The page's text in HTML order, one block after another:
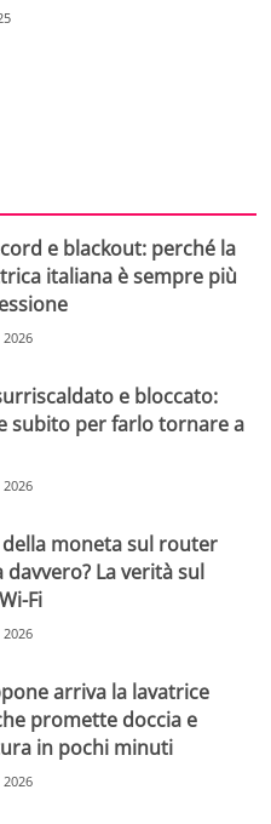
e blackout: perché la
italiana è sempre più
e bloccato:
subito per farlo tornare a
moneta sul router
La verità sul
Fi
arriva la lavatrice
promette doccia e
in pochi minuti